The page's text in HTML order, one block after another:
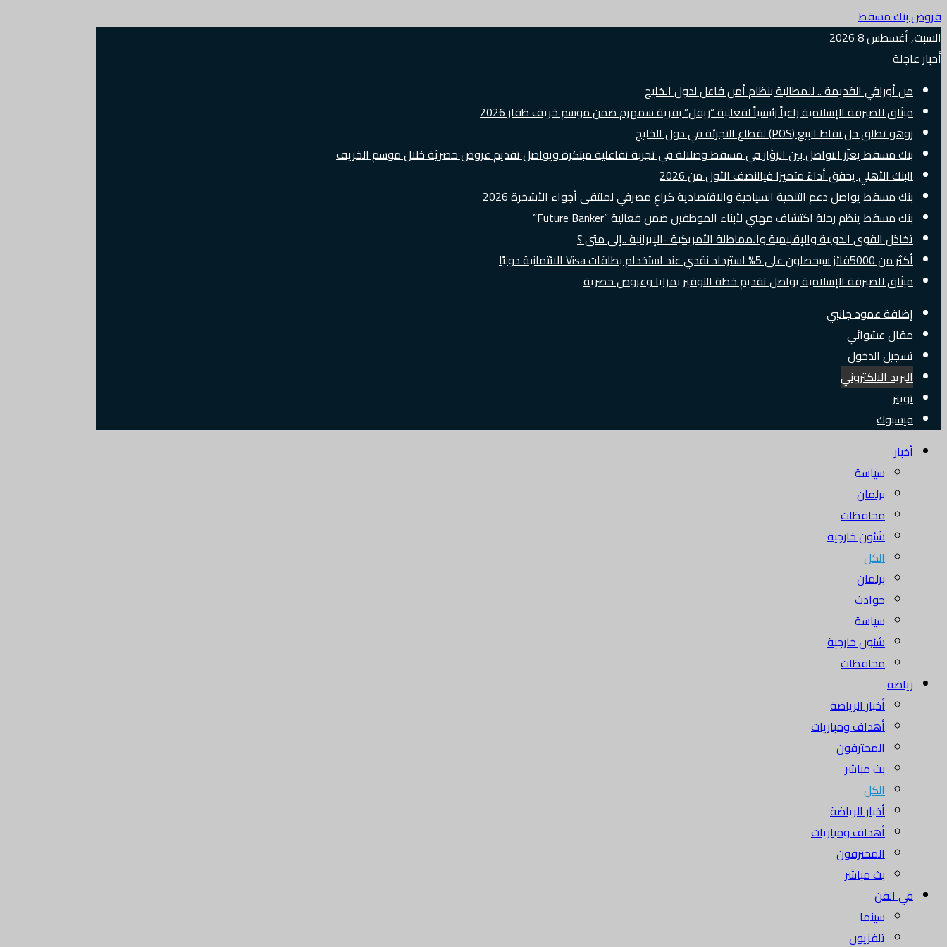
قروض بنك مسقط
السبت, أغسطس 8 2026
أخبار عاجلة
من أوراقي القديمة .. للمطالبة بنظام أمن فاعل لدول الخليج
ميثاق للصيرفة الإسلامية راعياً رئيسياً لفعالية “ريفل” بقرية سمهرم ضمن موسم خريف ظفار 2026
زوهو تطلق حل نقاط البيع (POS) لقطاع التجزئة في دول الخليج
بنك مسقط يعزّز التواصل بين الزوّار في مسقط وصلالة في تجربة تفاعلية مبتكرة ويواصل تقديم عروض حصريّة خلال موسم الخريف
البنك الأهلي يحقق أداءً متميزا فيالنصف الأول من 2026
بنك مسقط يواصل دعم التنمية السياحية والاقتصادية كراعٍ مصرفي لملتقى أجواء الأشخرة 2026
بنك مسقط ينظم رحلة اكتشاف مهني لأبناء الموظفين ضمن فعالية “Future Banker”
تخاذل القوى الدولية والإقليمية والمماطلة الأمريكية -الإيرانية ..إلى متى ؟
أكثر من 5000فائز سيحصلون على 5% استرداد نقدي عند استخدام بطاقات Visa الائتمانية دوليًا
ميثاق للصيرفة الإسلامية يواصل تقديم خطة التوفير بمزايا وعروض حصرية
إضافة عمود جانبي
مقال عشوائي
تسجيل الدخول
البريد الالكتروني
تويتر
فيسبوك
أخبار
سياسة
برلمان
محافظات
شئون خارجية
الكل
برلمان
حوادث
سياسة
شئون خارجية
محافظات
رياضة
أخبار الرياضة
أهداف ومباريات
المحترفون
بث مباشر
الكل
أخبار الرياضة
أهداف ومباريات
المحترفون
بث مباشر
في الفن
سينما
تلفزيون